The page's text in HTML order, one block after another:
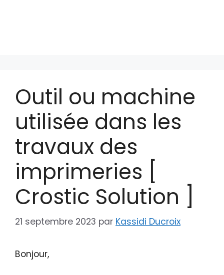
Outil ou machine
utilisée dans les
travaux des
imprimeries [
Crostic Solution ]
21 septembre 2023 par Kassidi Ducroix
Bonjour,